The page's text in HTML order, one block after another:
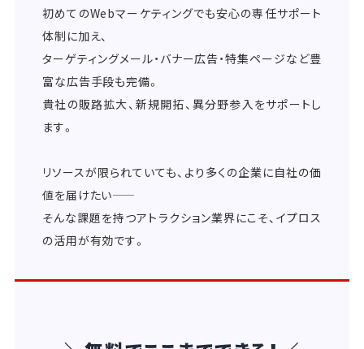
初めてのWebマーケティングでも安心の専任サポート
体制に加え、
ターゲティングメール・バナー広告・特集ページなど豊
富な広告手段も完備。
貴社の販路拡大、新規開拓、異分野参入をサポートし
ます。
リソースが限られていても、より多くの企業に自社の価
値を届けたい――
そんな課題を持つアトラクション業界にこそ、イプロス
の活用が有効です。